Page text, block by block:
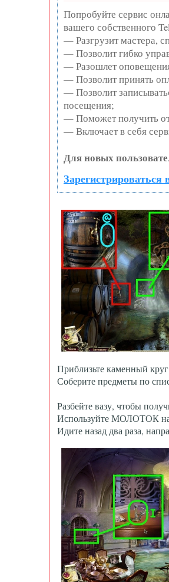
Попробуйте сервис
вашего собственного
— Разгрузит мастера,
— Позволит гибко
— Разошлет
— Позволит принять
— Позволит
посещения;
— Поможет получить от
— Включает в себя
Для новых
Зарегистрироваться
Приблизьте каменный
Соберите предметы по
Разбейте вазу, чтобы
Используйте МОЛОТОК на
Идите назад два раза,